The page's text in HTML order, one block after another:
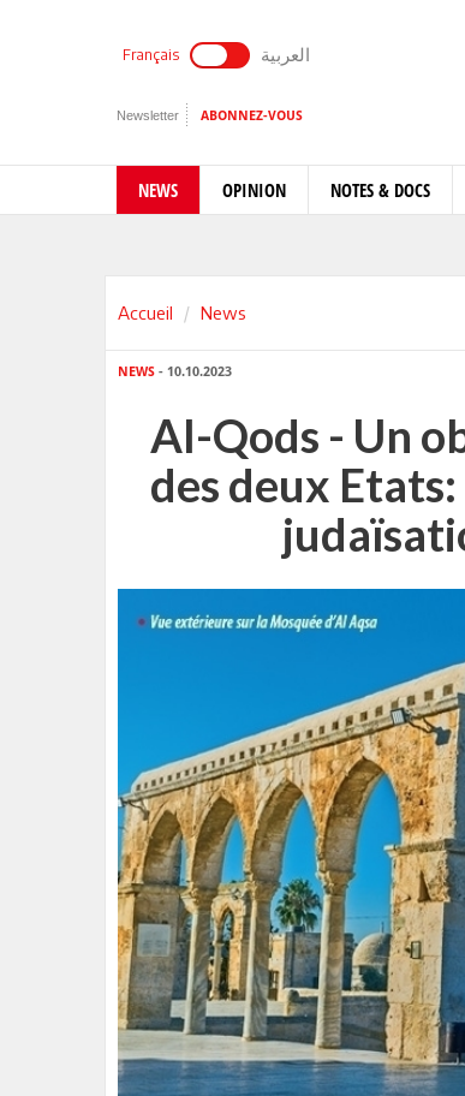
Français العربية
Newsletter ABONNEZ-VOUS
NEWS OPINION NOTES & DOCS
Accueil News
NEWS - 10.10.2023
Al-Qods - Un
des deux